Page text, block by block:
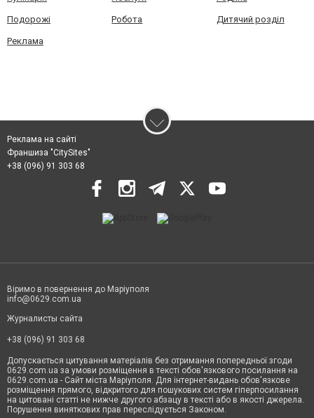
Подорожі Робота Дитячий розділ
Реклама
Реклама на сайті
Франшиза "CitySites"
+38 (096) 91 303 68
Віримо в повернення до Маріуполя
info@0629.com.ua
Журналисты сайта
+38 (096) 91 303 68
Допускається цитування матеріалів без отримання попередньої згоди
0629.com.ua за умови розміщення в тексті обов'язкового посилання на
0629.com.ua - Сайт міста Маріуполя. Для інтернет-видань обов'язкове
розміщення прямого, відкритого для пошукових систем гіперпосилання
на цитовані статті не нижче другого абзацу в тексті або в якості джерела.
Порушення виняткових прав переслідується Законом.